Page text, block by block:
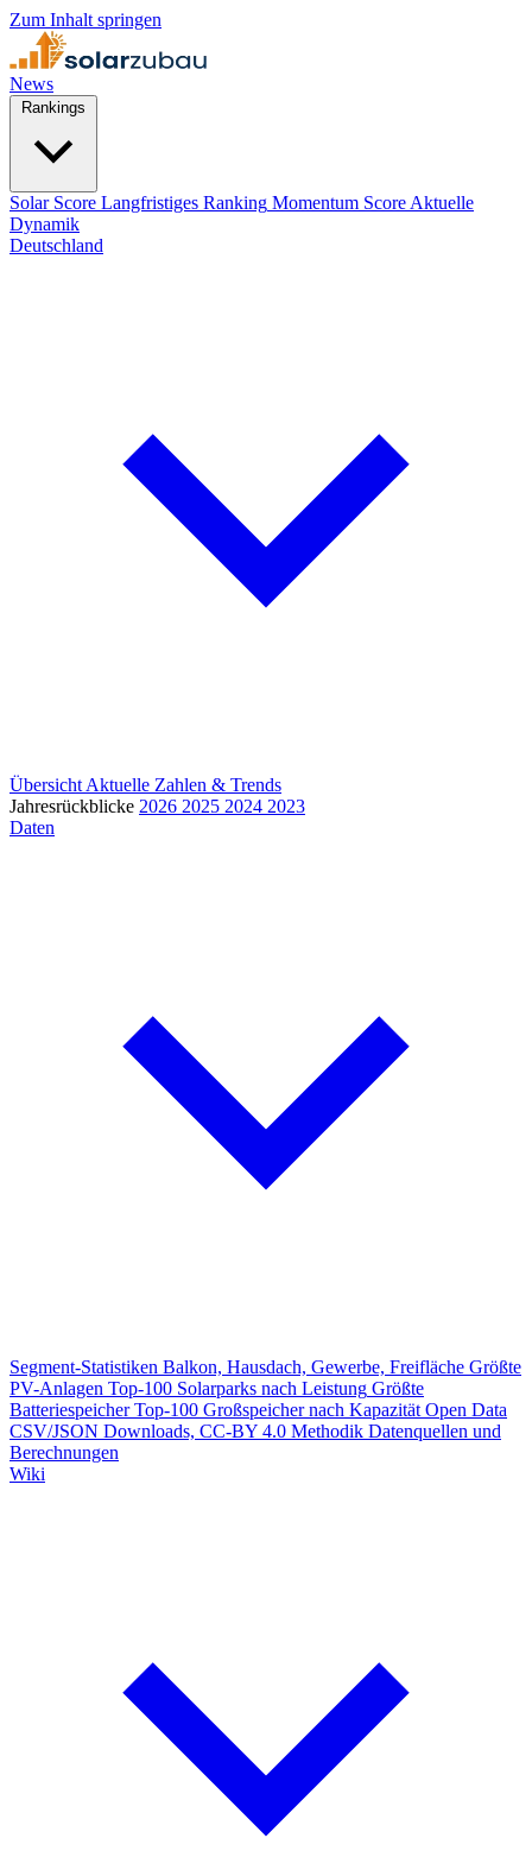
Zum Inhalt springen
News
Solar Score Langfristiges Ranking Momentum Score Aktuelle
Dynamik
Deutschland
Übersicht Aktuelle Zahlen & Trends
Jahresrückblicke 2026 2025 2024 2023
Daten
Segment-Statistiken Balkon, Hausdach, Gewerbe, Freifläche Größte
PV-Anlagen Top-100 Solarparks nach Leistung Größte
Batteriespeicher Top-100 Großspeicher nach Kapazität Open Data
CSV/JSON Downloads, CC-BY 4.0 Methodik Datenquellen und
Berechnungen
Wiki